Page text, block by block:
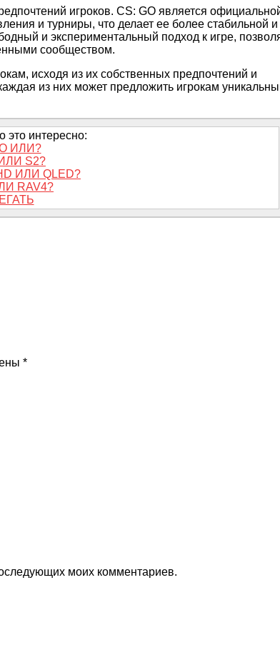
игроков. CS: GO является
и турниры, что делает ее более стабильной и
и экспериментальный подход к игре,
сообществом.
исходя из их собственных предпочтений и
из них может предложить игрокам
это интересно:
ИЛИ?
S2?
ИЛИ QLED?
RAV4?
*
моих комментариев.